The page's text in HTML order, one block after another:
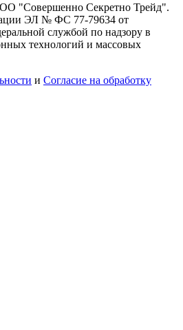
"Совершенно Секретно Трейд".
ЭЛ № ФС 77-79634 от
службой по надзору в
технологий и массовых
и Согласие на обработку